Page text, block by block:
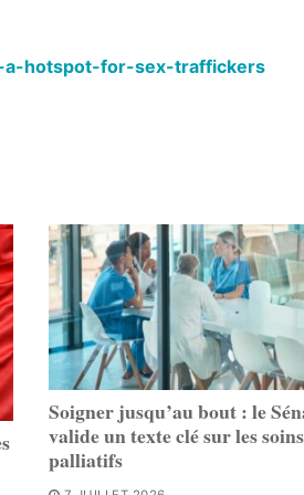
a-hotspot-for-sex-traffickers
Soigner jusqu’au bout : le
valide un texte clé sur les soins
palliatifs